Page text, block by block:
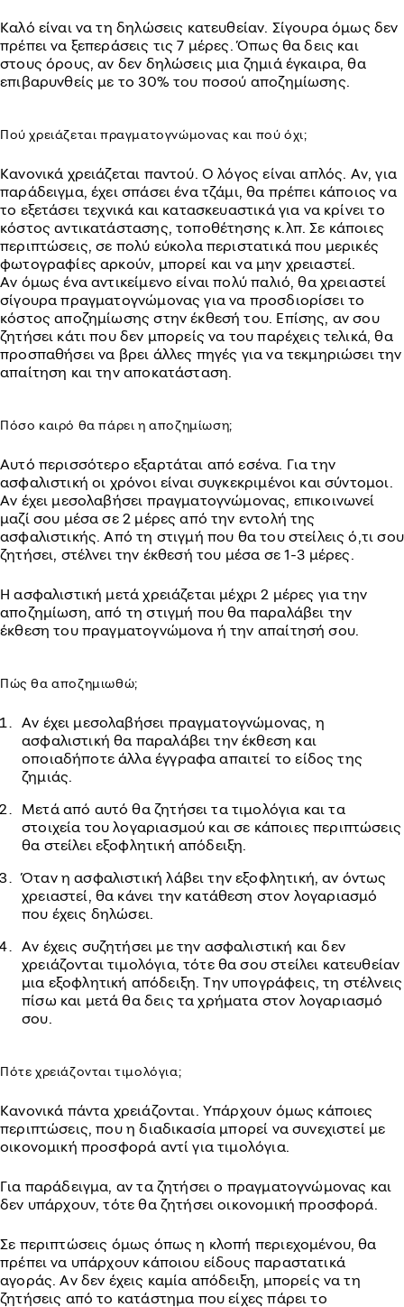
Καλό είναι να τη δηλώσεις κατευθείαν. Σίγουρα όμως δεν
πρέπει να ξεπεράσεις τις 7 μέρες. Όπως θα δεις και
στους όρους, αν δεν δηλώσεις μια ζημιά έγκαιρα, θα
επιβαρυνθείς με το 30% του ποσού αποζημίωσης.
Πού χρειάζεται πραγματογνώμονας και πού όχι;
Κανονικά χρειάζεται παντού. Ο λόγος είναι απλός. Αν, για
παράδειγμα, έχει σπάσει ένα τζάμι, θα πρέπει κάποιος να
το εξετάσει τεχνικά και κατασκευαστικά για να κρίνει το
κόστος αντικατάστασης, τοποθέτησης κ.λπ. Σε κάποιες
περιπτώσεις, σε πολύ εύκολα περιστατικά που μερικές
φωτογραφίες αρκούν, μπορεί και να μην χρειαστεί.
Αν όμως ένα αντικείμενο είναι πολύ παλιό, θα χρειαστεί
σίγουρα πραγματογνώμονας για να προσδιορίσει το
κόστος αποζημίωσης στην έκθεσή του. Επίσης, αν σου
ζητήσει κάτι που δεν μπορείς να του παρέχεις τελικά, θα
προσπαθήσει να βρει άλλες πηγές για να τεκμηριώσει την
απαίτηση και την αποκατάσταση.
Πόσο καιρό θα πάρει η αποζημίωση;
Αυτό περισσότερο εξαρτάται από εσένα. Για την
ασφαλιστική οι χρόνοι είναι συγκεκριμένοι και σύντομοι.
Αν έχει μεσολαβήσει πραγματογνώμονας, επικοινωνεί
μαζί σου μέσα σε 2 μέρες από την εντολή της
ασφαλιστικής. Από τη στιγμή που θα του στείλεις ό,τι σου
ζητήσει, στέλνει την έκθεσή του μέσα σε 1-3 μέρες.
Η ασφαλιστική μετά χρειάζεται μέχρι 2 μέρες για την
αποζημίωση, από τη στιγμή που θα παραλάβει την
έκθεση του πραγματογνώμονα ή την απαίτησή σου.
Πώς θα αποζημιωθώ;
Αν έχει μεσολαβήσει πραγματογνώμονας, η
ασφαλιστική θα παραλάβει την έκθεση και
οποιαδήποτε άλλα έγγραφα απαιτεί το είδος της
ζημιάς.
Μετά από αυτό θα ζητήσει τα τιμολόγια και τα
στοιχεία του λογαριασμού και σε κάποιες περιπτώσεις
θα στείλει εξοφλητική απόδειξη.
Όταν η ασφαλιστική λάβει την εξοφλητική, αν όντως
χρειαστεί, θα κάνει την κατάθεση στον λογαριασμό
που έχεις δηλώσει.
Αν έχεις συζητήσει με την ασφαλιστική και δεν
χρειάζονται τιμολόγια, τότε θα σου στείλει κατευθείαν
μια εξοφλητική απόδειξη. Την υπογράφεις, τη στέλνεις
πίσω και μετά θα δεις τα χρήματα στον λογαριασμό
σου.
Πότε χρειάζονται τιμολόγια;
Κανονικά πάντα χρειάζονται. Υπάρχουν όμως κάποιες
περιπτώσεις, που η διαδικασία μπορεί να συνεχιστεί με
οικονομική προσφορά αντί για τιμολόγια.
Για παράδειγμα, αν τα ζητήσει ο πραγματογνώμονας και
δεν υπάρχουν, τότε θα ζητήσει οικονομική προσφορά.
Σε περιπτώσεις όμως όπως η κλοπή περιεχομένου, θα
πρέπει να υπάρχουν κάποιου είδους παραστατικά
αγοράς. Αν δεν έχεις καμία απόδειξη, μπορείς να τη
ζητήσεις από το κατάστημα που είχες πάρει το